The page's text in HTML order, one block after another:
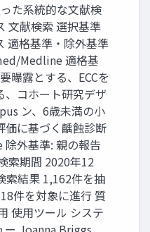
た系統的な文献検
文献検索 選択基準
適格基準・除外基準
Medline 適格基
曝露とする、ECCを
、コホート研究デザ
ン、6歳未満の小
価に基づく齲蝕診断
除外基準: 親の報告
索期間 2020年12
索結果 1,162件を抽
件を対象に進行 質
使用ツール システ